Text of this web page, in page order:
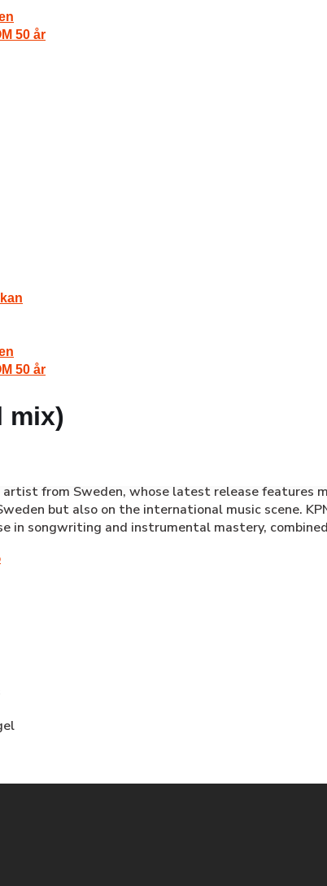
50 år
50 år
mix)
from Sweden, whose latest release features
but also on the international music scene.
in songwriting and instrumental mastery,